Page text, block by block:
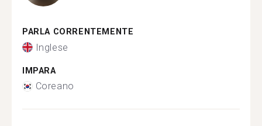
PARLA CORRENTEMENTE
Inglese
IMPARA
Coreano